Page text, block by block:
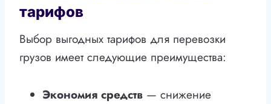
тарифов
Выбор выгодных тарифов для перевозки
грузов имеет следующие преимущества:
Экономия средств — снижение